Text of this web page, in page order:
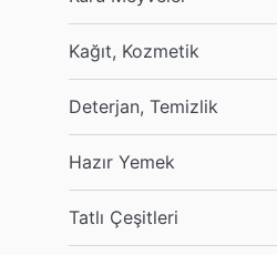
Kağıt, Kozmetik
Deterjan, Temizlik
Hazır Yemek
Tatlı Çeşitleri